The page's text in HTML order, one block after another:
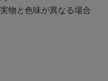
物と色味が異なる場合